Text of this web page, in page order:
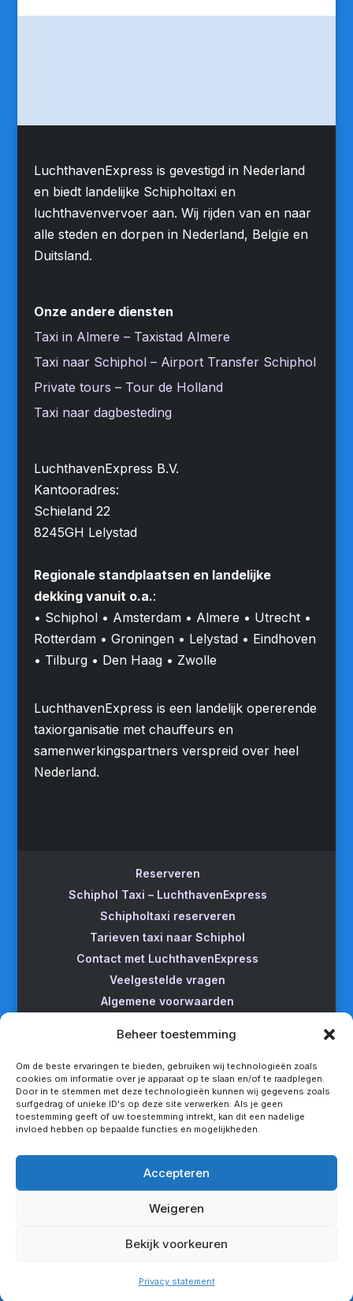
Beheer toestemming
Om de beste ervaringen te bieden, gebruiken wij technologieën zoals
cookies om informatie over je apparaat op te slaan en/of te raadplegen.
Door in te stemmen met deze technologieën kunnen wij gegevens zoals
surfgedrag of unieke ID's op deze site verwerken. Als je geen
toestemming geeft of uw toestemming intrekt, kan dit een nadelige
invloed hebben op bepaalde functies en mogelijkheden.
Accepteren
Weigeren
Bekijk voorkeuren
Privacy statement
LuchthavenExpress is gevestigd in Nederland
en biedt landelijke Schipholtaxi en
luchthavenvervoer aan. Wij rijden van en naar
alle steden en dorpen in Nederland, Belgïe en
Duitsland.
Onze andere diensten
Taxi in Almere – Taxistad Almere
Taxi naar Schiphol – Airport Transfer Schiphol
Private tours – Tour de Holland
Taxi naar dagbesteding
LuchthavenExpress B.V.
Kantooradres:
Schieland 22
8245GH Lelystad
Regionale standplaatsen en landelijke
dekking vanuit o.a.:
• Schiphol • Amsterdam • Almere • Utrecht •
Rotterdam • Groningen • Lelystad • Eindhoven
• Tilburg • Den Haag • Zwolle
LuchthavenExpress is een landelijk opererende
taxiorganisatie met chauffeurs en
samenwerkingspartners verspreid over heel
Nederland.
Reserveren
Schiphol Taxi – LuchthavenExpress
Schipholtaxi reserveren
Tarieven taxi naar Schiphol
Contact met LuchthavenExpress
Veelgestelde vragen
Algemene voorwaarden
Taxi van Almere naar Schiphol
Taxi Amsterdam naar Schiphol
Betrouwbare taxi van Apeldoorn naar Schiphol
Taxi service Enschede Schiphol
Snel een taxi van Lelystad naar Schiphol
Van Nijmegen naar Schiphol met de taxi
Rotterdam Schiphol met LuchthavenExpress
Copyright - LuchthavenExpress®